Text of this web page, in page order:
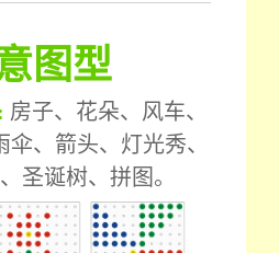
图型
房子、花朵、风车、
、箭头、灯光秀、
圣诞树、拼图。